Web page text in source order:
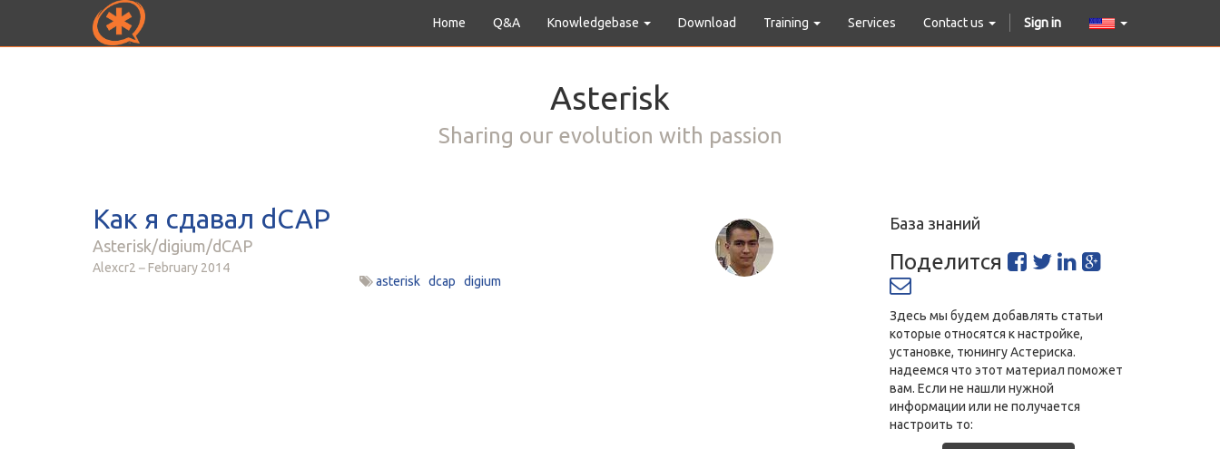
Home Q&A Knowledgebase Download Training Services Contact us Sign in
Asterisk
Sharing our evolution with passion
Как я сдавал dCAP
Asterisk/digium/dCAP
Alexcr2
February 2014
asterisk dcap digium
База знаний
Поделится
Здесь мы будем добавлять статьи
которые относятся к настройке,
установке, тюнингу Астериска.
надеемся что этот материал поможет
вам. Если не нашли нужной
информации или не получается
настроить то: